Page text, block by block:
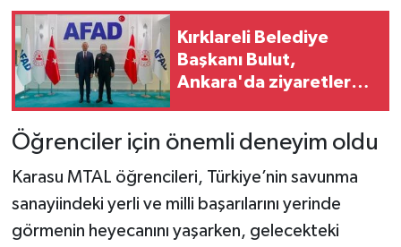
Kırklareli Belediye
Başkanı Bulut,
Ankara'da ziyaretlerde
Öğrenciler için önemli deneyim oldu
Karasu MTAL öğrencileri, Türkiye’nin savunma
sanayiindeki yerli ve milli başarılarını yerinde
görmenin heyecanını yaşarken, gelecekteki